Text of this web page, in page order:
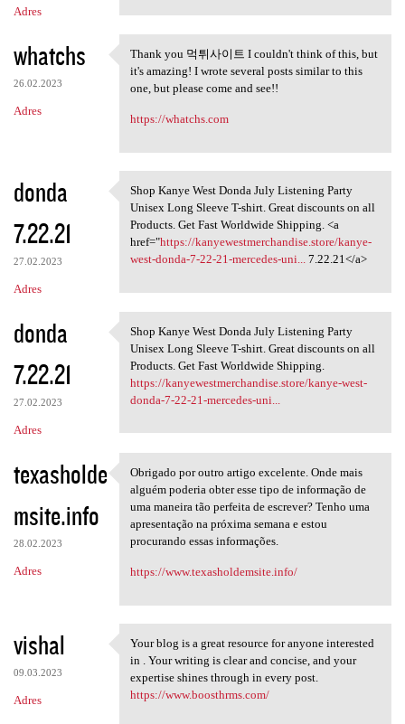
Adres
whatchs
26.02.2023
Adres
Thank you 먹튀사이트 I couldn't
Thank you 먹튀사이트 I couldn't think of this, but
it's amazing! I wrote several posts similar to this
one, but please come and see!!
https://whatchs.com
donda
7.22.21
27.02.2023
Adres
Shop Kanye West Donda July
Shop Kanye West Donda July Listening Party
Unisex Long Sleeve T-shirt. Great discounts on all
Products. Get Fast Worldwide Shipping. <a
href="https://kanyewestmerchandise.store/kanye-
west-donda-7-22-21-mercedes-uni...7.22.21</a>
donda
7.22.21
27.02.2023
Adres
Shop Kanye West Donda July
Shop Kanye West Donda July Listening Party
Unisex Long Sleeve T-shirt. Great discounts on all
Products. Get Fast Worldwide Shipping.
https://kanyewestmerchandise.store/kanye-west-
donda-7-22-21-mercedes-uni...
texasholde
msite.info
28.02.2023
Adres
Obrigado por outro artigo
Obrigado por outro artigo excelente. Onde mais
alguém poderia obter esse tipo de informação de
uma maneira tão perfeita de escrever? Tenho uma
apresentação na próxima semana e estou
procurando essas informações.
https://www.texasholdemsite.info/
vishal
09.03.2023
Adres
Your blog is a great resource
Your blog is a great resource for anyone interested
in . Your writing is clear and concise, and your
expertise shines through in every post.
https://www.boosthrms.com/